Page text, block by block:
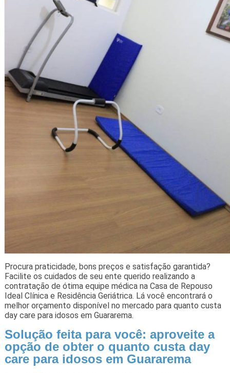
Procura praticidade, bons preços e satisfação garantida?
Facilite os cuidados de seu ente querido realizando a
contratação de ótima equipe médica na Casa de Repouso
Ideal Clínica e Residência Geriátrica. Lá você encontrará o
melhor orçamento disponível no mercado para quanto custa
day care para idosos em Guararema.
Solução feita para você: aproveite a
opção de obter o quanto custa day
care para idosos em Guararema